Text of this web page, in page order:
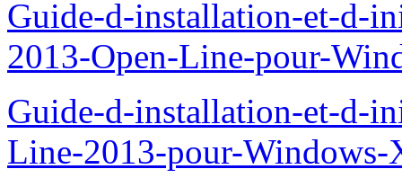
Guide-d-installation-et-d-
2013-Open-Line-pour-
Guide-d-installation-et-d-
Line-2013-pour-Windows-